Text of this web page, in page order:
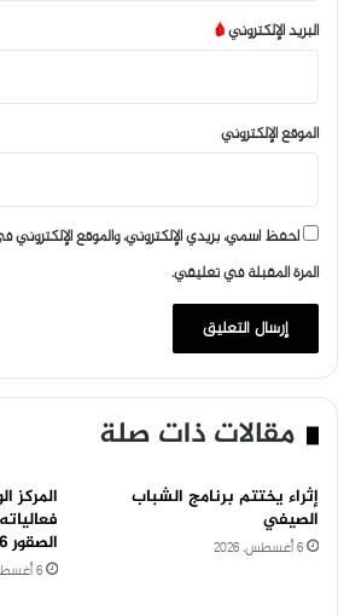
البريد الإلكتروني*
الموقع الإلكتروني
احفظ اسمي، بريدي الإلكتروني، والموقع
المرة المقبلة في تعليقي.
مقالات ذات صلة
إثراء يختتم برنامج الشباب
الصيفي
6 أغسطس، 2026
المركز
الصقور 2026
6 أغسطس، 2026